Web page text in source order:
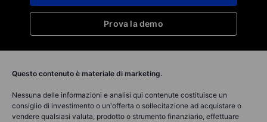
Prova la demo
Questo contenuto è materiale di marketing.
Nessuna delle informazioni e analisi qui contenute costituisce un
consiglio di investimento o un'offerta o sollecitazione ad acquistare o
vendere qualsiasi valuta, prodotto o strumento finanziario, effettuare